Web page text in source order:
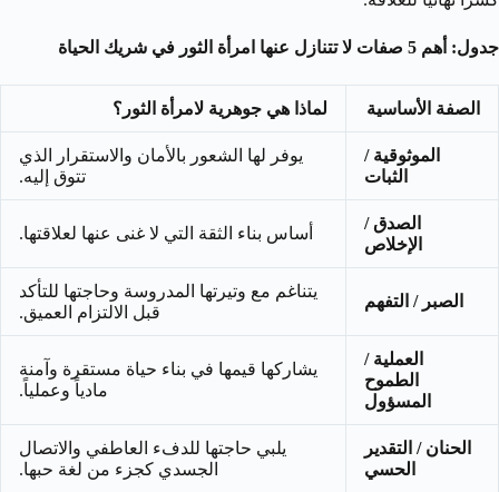
جدول: أهم 5 صفات لا تتنازل عنها امرأة الثور في شريك الحياة
الصفة الأساسية لماذا هي جوهرية لامرأة الثور؟
الموثوقية /
الثبات
يوفر لها الشعور بالأمان والاستقرار الذي
تتوق إليه.
الصدق /
الإخلاص
أساس بناء الثقة التي لا غنى عنها لعلاقتها.
الصبر / التفهم
يتناغم مع وتيرتها المدروسة وحاجتها للتأكد
قبل الالتزام العميق.
العملية /
الطموح
المسؤول
يشاركها قيمها في بناء حياة مستقرة وآمنة
مادياً وعملياً.
الحنان / التقدير
الحسي
يلبي حاجتها للدفء العاطفي والاتصال
الجسدي كجزء من لغة حبها.